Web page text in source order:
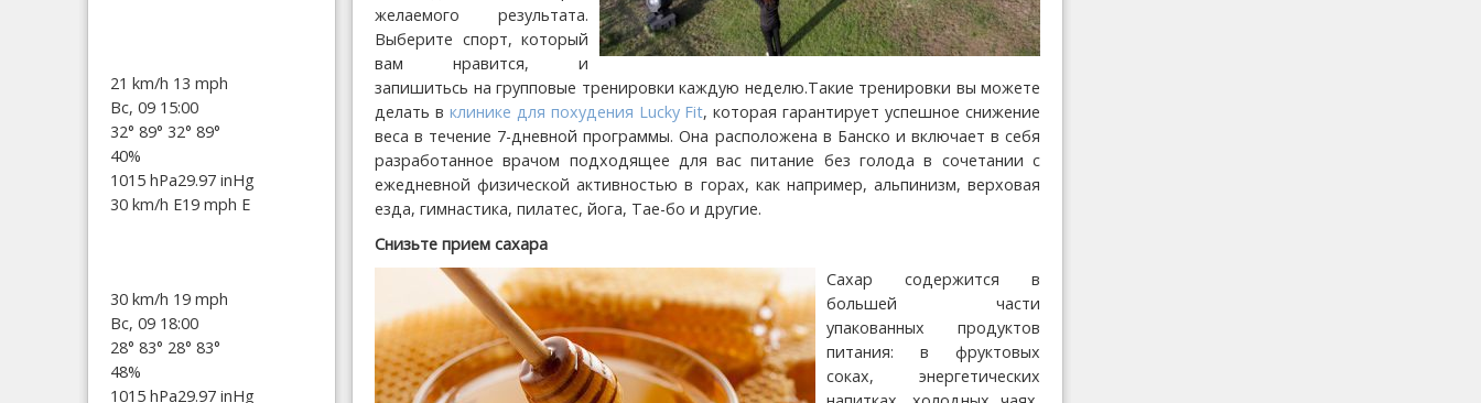
желаемого результата.
Выберите спорт, который
вам нравится, и
запишитьсь на групповые тренировки каждую неделю.Такие тренировки вы можете
делать в клинике для похудения Lucky Fit, которая гарантирует успешное снижение
веса в течение 7-дневной программы. Она расположена в Банско и включает в себя
разработанное врачом подходящее для вас питание без голода в сочетании с
ежедневной физической активностью в горах, как например, альпинизм, верховая
езда, гимнастика, пилатес, йога, Тае-бо и другие.
Снизьте прием сахара
Сахар содержится в
большей части
упакованных продуктов
питания: в фруктовых
соках, энергетических
21 km/h 13 mph
Вс, 09 15:00
32° 89° 32° 89°
40%
1015 hPa29.97 inHg
30 km/h E19 mph E
30 km/h 19 mph
Вс, 09 18:00
28° 83° 28° 83°
48%
1015 hPa29.97 inHg